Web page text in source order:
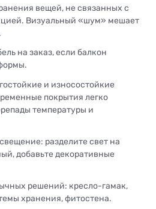
вещей, не связанных с
Визуальный «шум» мешает
на заказ, если балкон
и износостойкие
покрытия легко
температуры и
разделите свет на
добавьте декоративные
решений: кресло-гамак,
хранения, фитостена.